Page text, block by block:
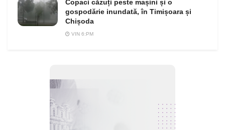
Copaci căzuți peste mașini și o
gospodărie inundată, în Timișoara și
Chișoda
VIN 6:PM